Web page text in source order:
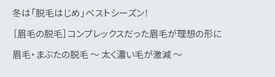
冬は「脱毛はじめ」ベストシーズン！
［眉毛の脱毛］コンプレックスだった眉毛が理想の形に
眉毛・まぶたの脱毛 〜 太く濃い毛が激減 〜